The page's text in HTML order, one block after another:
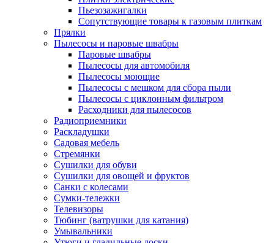
Пьезозажигалки
Сопутствующие товары к газовым плиткам
Прялки
Пылесосы и паровые швабры
Паровые швабры
Пылесосы для автомобиля
Пылесосы моющие
Пылесосы с мешком для сбора пыли
Пылесосы с циклонным фильтром
Расходники для пылесосов
Радиоприемники
Раскладушки
Садовая мебель
Стремянки
Сушилки для обуви
Сушилки для овощей и фруктов
Санки с колесами
Сумки-тележки
Телевизоры
Тюбинг (ватрушки для катания)
Умывальники